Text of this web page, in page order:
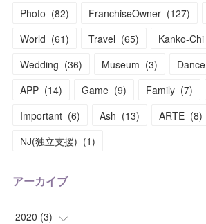
Photo (82) FranchiseOwner (127)
World (61) Travel (65) Kanko-Chi
Wedding (36) Museum (3) Dance
APP (14) Game (9) Family (7)
Important (6) Ash (13) ARTE (8)
NJ(独立支援) (1)
アーカイブ
2020 (3)